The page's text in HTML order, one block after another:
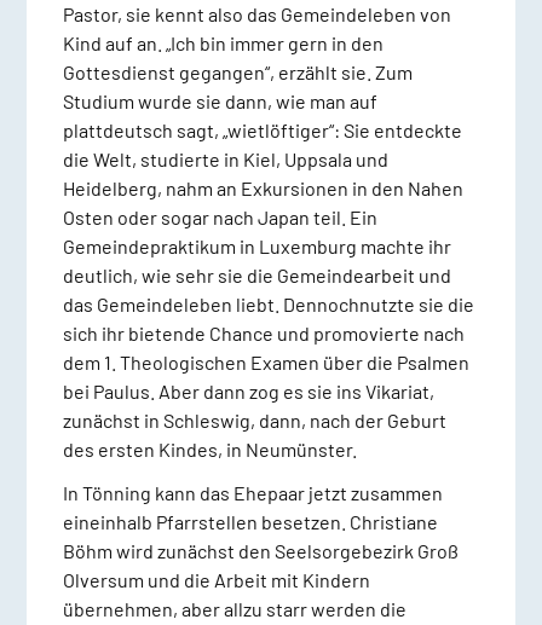
Pastor, sie kennt also das Gemeindeleben von
Kind auf an. „Ich bin immer gern in den
Gottesdienst gegangen“, erzählt sie. Zum
Studium wurde sie dann, wie man auf
plattdeutsch sagt, „wietlöftiger“: Sie entdeckte
die Welt, studierte in Kiel, Uppsala und
Heidelberg, nahm an Exkursionen in den Nahen
Osten oder sogar nach Japan teil. Ein
Gemeindepraktikum in Luxemburg machte ihr
deutlich, wie sehr sie die Gemeindearbeit und
das Gemeindeleben liebt. Dennochnutzte sie die
sich ihr bietende Chance und promovierte nach
dem 1. Theologischen Examen über die Psalmen
bei Paulus. Aber dann zog es sie ins Vikariat,
zunächst in Schleswig, dann, nach der Geburt
des ersten Kindes, in Neumünster.
In Tönning kann das Ehepaar jetzt zusammen
eineinhalb Pfarrstellen besetzen. Christiane
Böhm wird zunächst den Seelsorgebezirk Groß
Olversum und die Arbeit mit Kindern
übernehmen, aber allzu starr werden die